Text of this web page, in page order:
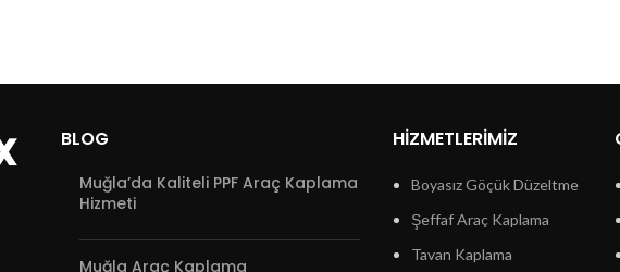
BLOG
Muğla’da Kaliteli PPF Araç Kaplama
Hizmeti
Muğla Araç Kaplama
HIZMETLERIMIZ
Boyasız Göçük Düzeltme
Şeffaf Araç Kaplama
Tavan Kaplama